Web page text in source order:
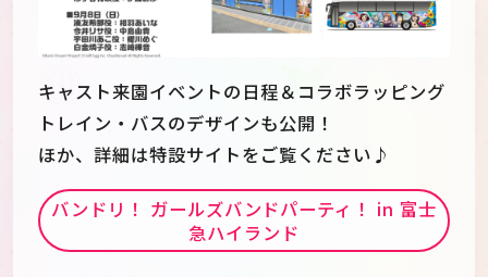
キャスト来園イベントの日程＆コラボラッピング
トレイン・バスのデザインも公開！
ほか、詳細は特設サイトをご覧ください♪
バンドリ！ ガールズバンドパーティ！ in 富士
急ハイランド